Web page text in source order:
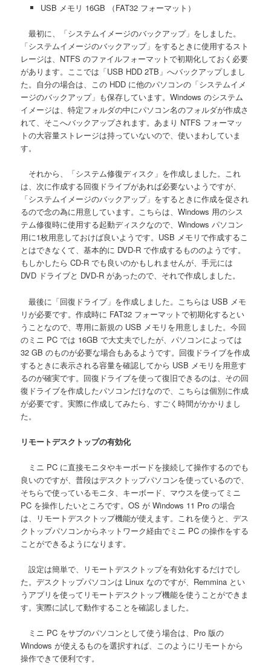
USB メモリ 16GB （FAT32 フォーマット）
最初に、「システムイメージのバックアップ」をしました。
「システムイメージのバックアップ」をするときに使用するスト
レージは、NTFS のファイルフォーマットで初期化しておく必要
があります。ここでは「USB HDD 2TB」へバックアップしまし
た。自分の場合は、この HDD に他のパソコンの「システムイメ
ージのバックアップ」も保存しています。Windows のシステム
イメージは、特定フォルダの中にパソコン名のフォルダが作成さ
れて、そこへバックアップされます。あまり NTFS フォーマッ
トの大容量ストレージは持っていないので、使いまわしていま
す。
それから、「システム修復ディスク」を作成しました。これ
は、次に作成する回復ドライブがあれば必要ないようですが、
「システムイメージのバックアップ」をするときに作成を促され
るので念の為に用意しています。こちらは、Windows 用のシス
テム修復時に使用する起動ディスクなので、Windows パソコン
用に1枚用意しておけば良いようです。USB メモリで作成するこ
とはできなくて、基本的に DVD-R で作成するもののようです。
もしかしたら CD-R でも良いのかもしれませんが、手元には
DVD ドライブと DVD-R があったので、それで作成しました。
最後に「回復ドライブ」を作成しました。こちらは USB メモ
リが必要です。作成時に FAT32 フォーマットで初期化するとい
うことなので、専用に新規の USB メモリを用意しました。今回
のミニ PC では 16GB で大丈夫でしたが、パソコンによっては
32 GB のものが必要な場合もあるようです。回復ドライブを作成
するときに表示される容量を確認してから USB メモリを用意す
るのが確実です。回復ドライブを使って復旧できるのは、その回
復ドライブを作成したパソコンだけなので、こちらは個別に作成
が必要です。実際に作成してみたら、すごく時間がかかりまし
た。
リモートデスクトップの有効化
ミニ PC に直接モニタやキーボードを接続して操作するのでも
良いのですが、普段はデスクトップパソコンを使っているので、
そちらで使っているモニタ、キーボード、マウスを使ってミニ
PC を操作したいところです。OS が Windows 11 Pro の場合
は、リモートデスクトップ機能が使えます。これを使うと、デス
クトップパソコンからネットワーク経由でミニ PC の操作をする
ことができるようになります。
設定は簡単で、リモートデスクトップを有効化するだけでし
た。デスクトップパソコンは Linux なのですが、Remmina とい
うアプリを使ってリモートデスクトップ機能を使うことができま
す。実際に試して動作することを確認しました。
ミニ PC をサブのパソコンとして使う場合は、Pro 版の
Windows が使えるものを選択すれば、このようにリモートから
操作できて便利です。